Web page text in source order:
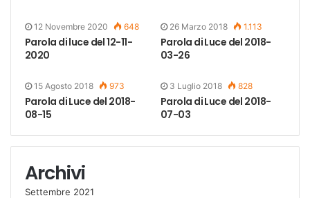
12 Novembre 2020 648
Parola di luce del 12-11-
2020
26 Marzo 2018 1.113
Parola di Luce del 2018-
03-26
15 Agosto 2018 973
Parola di Luce del 2018-
08-15
3 Luglio 2018 828
Parola di Luce del 2018-
07-03
Archivi
Settembre 2021